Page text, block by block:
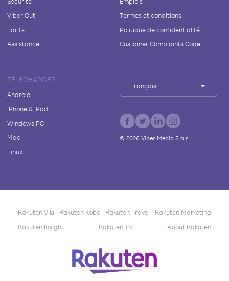
Viber Out
Tarifs
Assistance
Termes et conditions
Politique de confidentialité
Customer Complaints Code
TÉLÉCHARGER
Android
iPhone & iPad
Windows PC
Mac
Linux
Français
© 2026Viber Media S.à r.l.
Rakuten Viki Rakuten Kobo Rakuten Travel
Rakuten Marketing
Rakuten Insight
Rakuten TV About Rakuten